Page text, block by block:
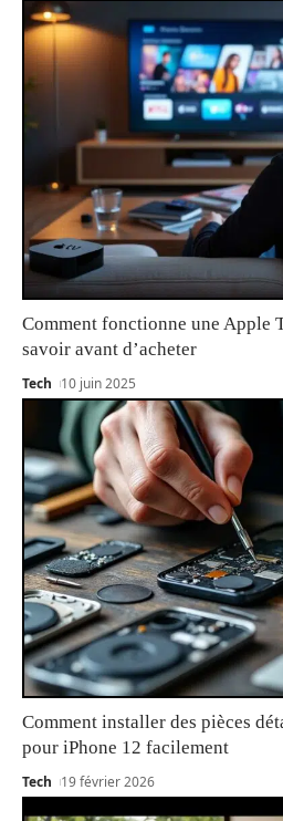
Comment fonctionne une Apple
savoir avant d’acheter
Tech 10 juin 2025
Comment installer des pièces
pour iPhone 12 facilement
Tech 19 février 2026